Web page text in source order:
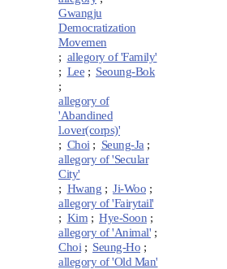
Gwangju
Democratization
Movemen
; allegory of 'Family'
; Lee ; Seoung-Bok
;
allegory of
'Abandined
l.over(corps)'
; Choi; Seung-Ja;
allegory of 'Secular
City'
; Hwang ; Ji-Woo ;
allegory of 'Fairytail'
; Kim; Hye-Soon ;
allegory of 'Animal' ;
Choi; Seung-Ho ;
allegory of 'Old Man'